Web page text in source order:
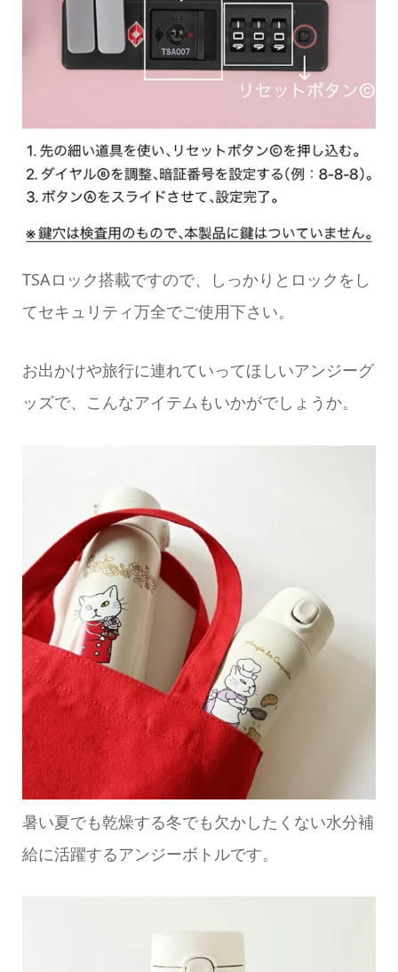
TSAロック搭載ですので、しっかりとロックをし
てセキュリティ万全でご使用下さい。
お出かけや旅行に連れていってほしいアンジーグ
ッズで、こんなアイテムもいかがでしょうか。
暑い夏でも乾燥する冬でも欠かしたくない水分補
給に活躍するアンジーボトルです。